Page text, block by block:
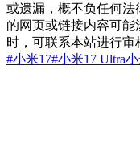
或遗漏，概不负任何法
的网页或链接内容可
时，可联系本站进行审
#小米17#小米17 Ultra